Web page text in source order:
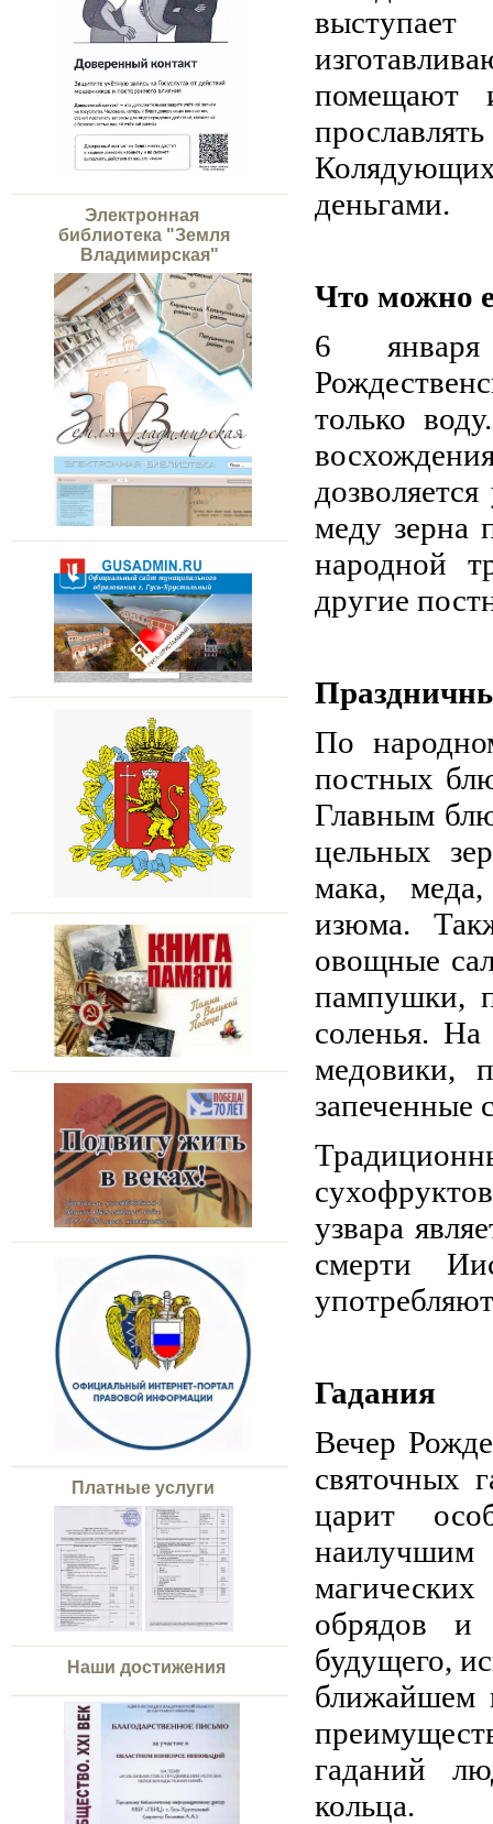
Электронная
библиотека "Земля
Владимирская"
Платные услуги
Наши достижения
помещают
деньгами.
Что можно
6
только
меду зерна
народной
другие
По
постных
Главным
цельных
мака,
изюма.
овощные
пампушки,
соленья.
медовики,
запеченные
узвара
смерти
Гадания
Вечер
святочных
царит
обрядов и
будущего,
ближайшем
гаданий
кольца.